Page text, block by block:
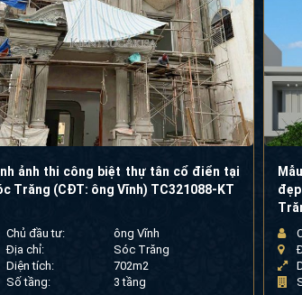
ảnh thi công biệt thự tân cổ điển tại
Trăng (CĐT: ông Vĩnh) TC321088-KT
Chủ đầu tư:
ông Vĩnh
Địa chỉ:
Sóc Trăng
Diện tích:
702m2
Số tầng:
3 tầng